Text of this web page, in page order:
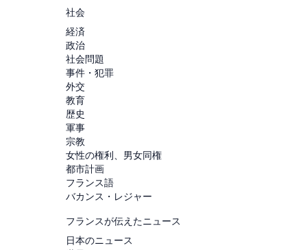
社会
経済
政治
社会問題
事件・犯罪
外交
教育
歴史
軍事
宗教
女性の権利、男女同権
都市計画
フランス語
バカンス・レジャー
フランスが伝えたニュース
日本のニュース